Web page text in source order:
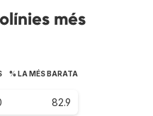
més
% LA MÉS BARATA
82.9